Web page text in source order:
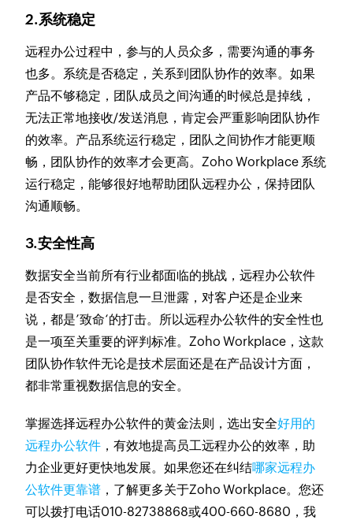
2.系统稳定
远程办公过程中，参与的人员众多，需要沟通的事务
也多。系统是否稳定，关系到团队协作的效率。如果
产品不够稳定，团队成员之间沟通的时候总是掉线，
无法正常地接收/发送消息，肯定会严重影响团队协作
的效率。产品系统运行稳定，团队之间协作才能更顺
畅，团队协作的效率才会更高。Zoho Workplace 系统
运行稳定，能够很好地帮助团队远程办公，保持团队
沟通顺畅。
3.安全性高
数据安全当前所有行业都面临的挑战，远程办公软件
是否安全，数据信息一旦泄露，对客户还是企业来
说，都是’致命‘的打击。所以远程办公软件的安全性也
是一项至关重要的评判标准。Zoho Workplace，这款
团队协作软件无论是技术层面还是在产品设计方面，
都非常重视数据信息的安全。
掌握选择远程办公软件的黄金法则，选出安全好用的
远程办公软件 ，有效地提高员工远程办公的效率，助
力企业更好更快地发展。如果您还在纠结哪家远程办
公软件更靠谱 ，了解更多关于Zoho Workplace。您还
可以拨打电话010-82738868或400-660-8680，我